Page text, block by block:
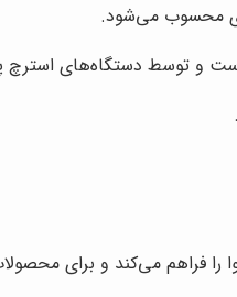
محسوب می‌شود.
است و توسط دستگاه‌های استرچ
را فراهم می‌کند و برای